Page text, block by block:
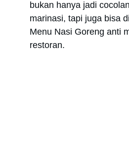
bukan hanya jadi
marinasi, tapi juga bisa
Menu Nasi Goreng anti
restoran.